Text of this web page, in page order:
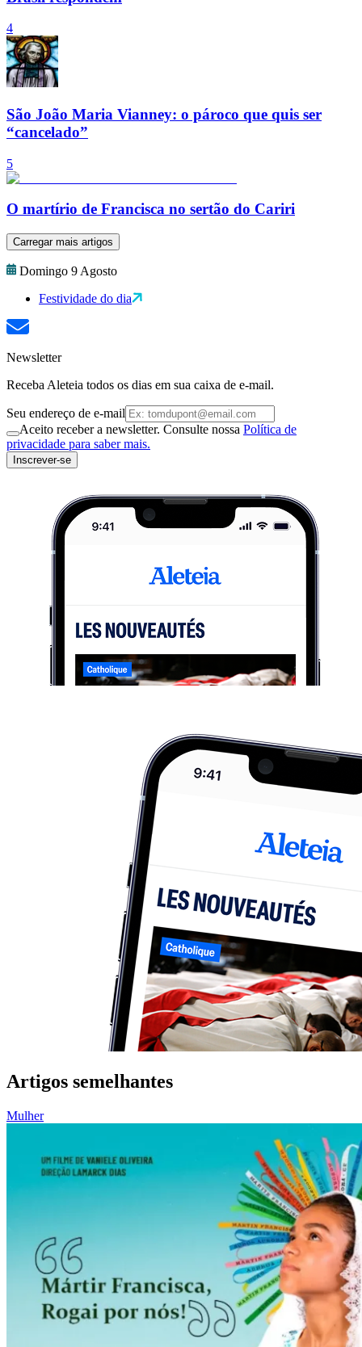
4
São João Maria Vianney: o pároco que quis ser
“cancelado”
5
O martírio de Francisca no sertão do Cariri
Carregar mais artigos
Domingo 9 Agosto
Festividade do dia
Newsletter
Receba Aleteia todos os dias em sua caixa de e-mail.
Seu endereço de e-mail
Aceito receber a newsletter. Consulte nossa Política de
privacidade para saber mais.
Inscrever-se
Artigos semelhantes
Mulher